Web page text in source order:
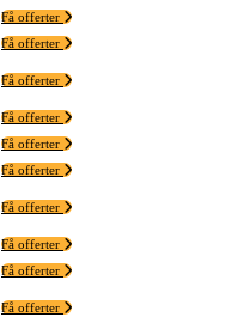
Få offerter
Få offerter
Få offerter
Få offerter
Få offerter
Få offerter
Få offerter
Få offerter
Få offerter
Få offerter